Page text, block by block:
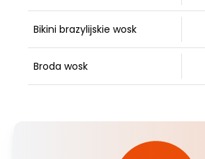
Bikini brazylijskie wosk
Broda wosk